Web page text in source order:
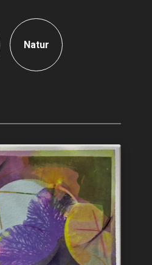
Natur